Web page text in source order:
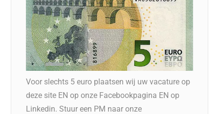
Voor slechts 5 euro plaatsen wij uw vacature op
deze site EN op onze Facebookpagina EN op
Linkedin. Stuur een PM naar onze